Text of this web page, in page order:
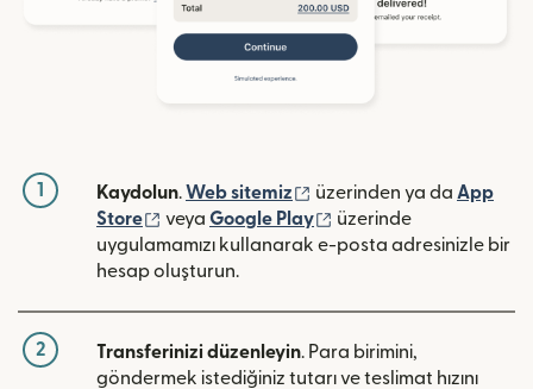
1 Kaydolun.Web sitemiz (yeni pencerede açılır)
üzerinden ya da App
Store
(yeni pencerede açılır)
veya Google Play (yeni pencerede açılır)
üzerinde
uygulamamızı kullanarak e-posta adresinizle bir
hesap oluşturun.
2 Transferinizi düzenleyin. Para birimini,
göndermek istediğiniz tutarı ve teslimat hızını